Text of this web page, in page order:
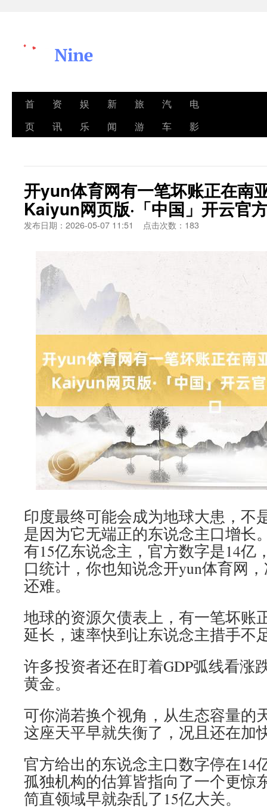
首
页
资
讯
娱
乐
新
闻
旅
游
汽
车
电
影
开yun体育网有一笔坏账正在南
Kaiyun网页版·「中国」开云官
发布日期：2026-05-07 11:51 点击次数：183
印度最终可能会成为地球大患，不
是因为它无端正的东说念主口增长
有15亿东说念主，官方数字是14亿
口统计，你也知说念开yun体育网
还难。
地球的资源欠债表上，有一笔坏账
延长，速率快到让东说念主措手不
许多投资者还在盯着GDP弧线看涨
黄金。
可你淌若换个视角，从生态容量的
这座天平早就失衡了，况且还在加
官方给出的东说念主口数字停在14
孤独机构的估算皆指向了一个更
简直领域早就杂乱了15亿大关。